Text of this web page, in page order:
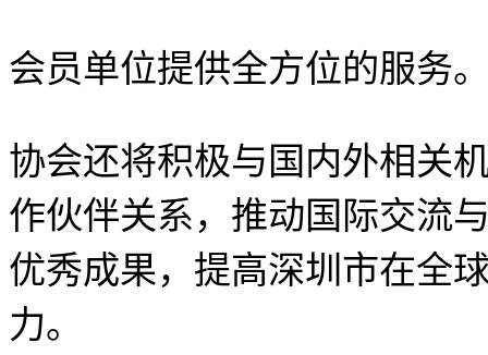
会员单位提供全方位的服务
协会还将积极与国内外相关
作伙伴关系，推动国际交流
优秀成果，提高深圳市在全
力。